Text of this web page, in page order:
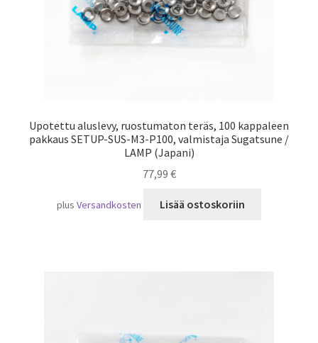
Upotettu aluslevy, ruostumaton teräs, 100 kappaleen
pakkaus SETUP-SUS-M3-P100, valmistaja Sugatsune /
LAMP (Japani)
77,99 €
plusVersandkosten Lisää ostoskoriin